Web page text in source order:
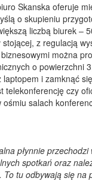
Skanska oferuje
o skupieniu
liczbą biurek –
z regulacją
można
o powierzchni
i zamknąć
telekonferencję czy
salach
płynnie
spotkań oraz
tu odbywają się na